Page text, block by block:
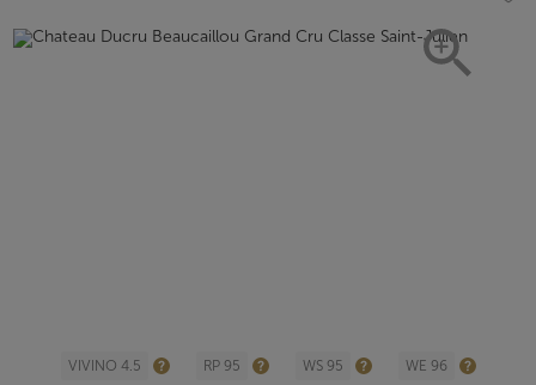
VIVINO 4.5 RP 95 WS 95 WE 96